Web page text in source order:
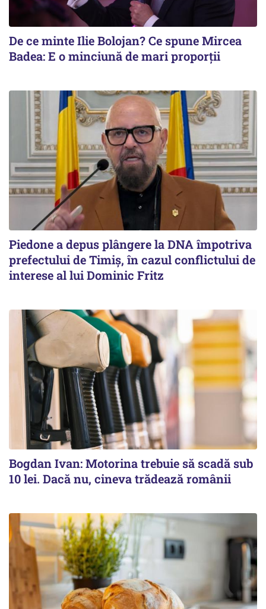
De ce minte Ilie Bolojan? Ce spune Mircea
Badea: E o minciună de mari proporții
Piedone a depus plângere la DNA împotriva
prefectului de Timiș, în cazul conflictului de
interese al lui Dominic Fritz
Bogdan Ivan: Motorina trebuie să scadă sub
10 lei. Dacă nu, cineva trădează românii